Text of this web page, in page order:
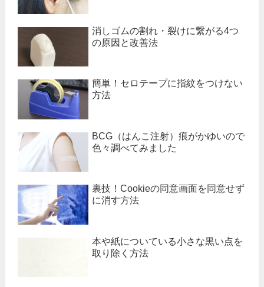
消しゴムの割れ・裂けに繋がる4つ
の原因と改善法
簡単！セロテープに指紋をつけない
方法
BCG（はんこ注射）痕がかゆいので
色々調べてみました
裏技！Cookieの同意画面を同意せず
に消す方法
本や紙についている小さな黒い点を
取り除く方法